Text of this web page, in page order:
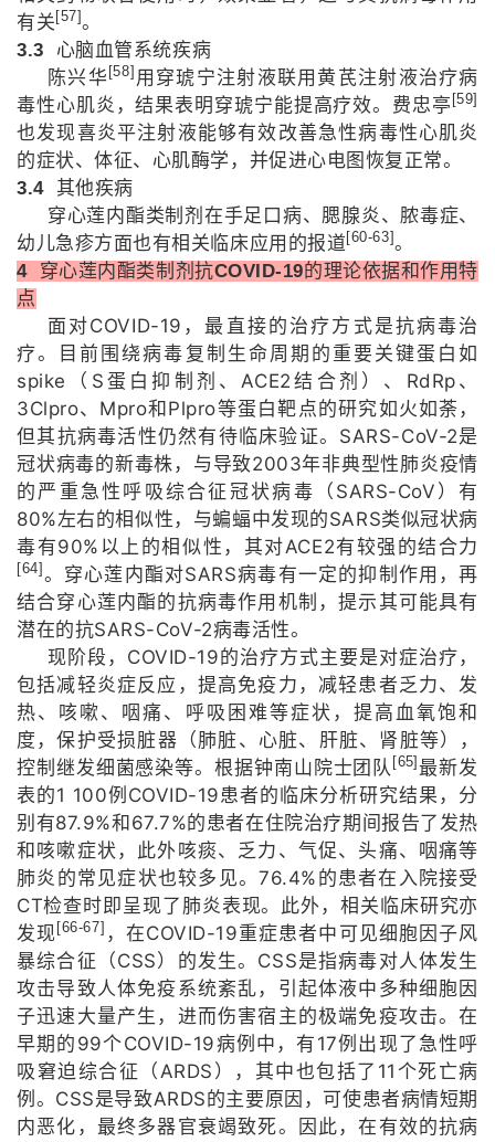
有关 [57]。
3.3
心脑血管系统疾病
陈兴华 [58] 用穿琥宁注射液联用黄芪注射液治疗病
毒性心肌炎，结果表明穿琥宁能提高疗效。费忠亭 [59]
也发现喜炎平注射液能够有效改善急性病毒性心肌炎
的症状、体征、心肌酶学，并促进心电图恢复正常。
3.4
其他疾病
穿心莲内酯类制剂在手足口病、腮腺炎、脓毒症、
幼儿急疹方面也有相关临床应用的报道 [60-63]。
4
穿心莲内酯类制剂抗COVID-19的理论依据和作用特
点
面对COVID-19 ，最直接的治疗方式是抗病毒治
疗。目前围绕病毒复制生命周期的重要关键蛋白如
spike （ S 蛋白抑制剂、 ACE2 结合剂）、 RdRp 、
3Clpro、 Mpro和 Plpro等蛋白靶点的研究如火如荼，
但其抗病毒活性仍然有待临床验证。 SARS-CoV-2是
冠状病毒的新毒株，与导致2003年非典型性肺炎疫情
的严重急性呼吸综合征冠状病毒（ SARS-CoV ）有
80%左右的相似性，与蝙蝠中发现的SARS类似冠状病
毒有90% 以上的相似性，其对ACE2有较强的结合力
[64] 。穿心莲内酯对SARS病毒有一定的抑制作用，再
结合穿心莲内酯的抗病毒作用机制，提示其可能具有
潜在的抗SARS-CoV-2病毒活性。
现阶段， COVID-19的治疗方式主要是对症治疗，
包括减轻炎症反应，提高免疫力，减轻患者乏力、发
热、咳嗽、咽痛、呼吸困难等症状，提高血氧饱和
度，保护受损脏器（肺脏、心脏、肝脏、肾 脏等），
控制继发细菌感染等。根据钟南山院士团队 [65] 最新发
表的1 100例 COVID-19 患者的临床分析研究结果，分
别有87.9%和 67.7%的患者在住院治疗期间报告了发热
和咳嗽症状，此外咳痰、乏力、气促、头痛、咽痛等
肺炎的常见症状也较多见。76.4% 的患者在入院接受
CT检查时即呈现了肺炎表现。此外，相关临床研究亦
发现 [66-67] ，在COVID-19重症患者中可见细胞因子风
暴综合征（ CSS ）的发生。 CSS是指病毒对人体发生
攻击导致人体免疫系统紊乱，引起体液中多种细胞因
子迅速大量产生，进而伤害宿主的极端免疫攻击。在
早期的 99个COVID-19病例中，有 17例出现了急性呼
吸窘迫综合征（ ARDS ），其中也包括了 11 个死亡病
例。 CSS是导致ARDS的主要原因，可使患者病情短期
内恶化，最终多器官衰竭致死。因此，在有效的抗病